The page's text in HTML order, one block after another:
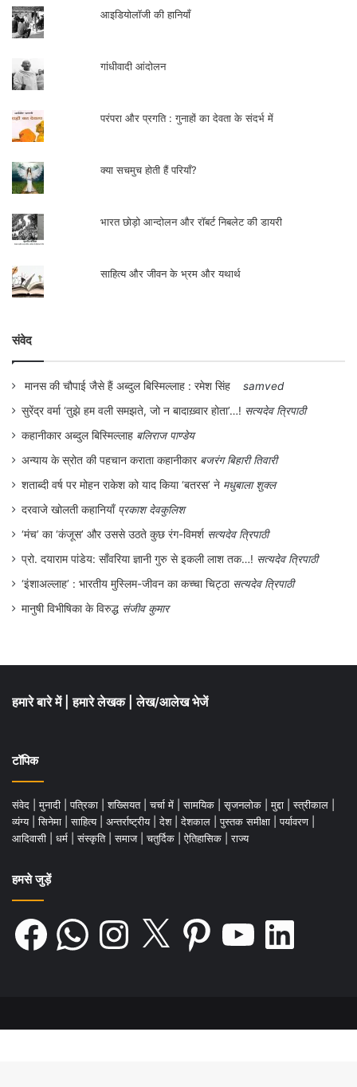
आइडियोलॉजी की हानियाँ
गांधीवादी आंदोलन
परंपरा और प्रगति : गुनाहों का देवता के संदर्भ में
क्या सचमुच होती हैं परियाँ?
भारत छोड़ो आन्दोलन और रॉबर्ट निबलेट की डायरी
साहित्य और जीवन के भ्रम और यथार्थ
संवेद
मानस की चौपाई जैसे हैं अब्दुल बिस्मिल्लाह : रमेश सिंह
samved
सुरेंद्र वर्मा ‘तुझे हम वली समझते, जो न बादाख़्वार होता’…! सत्यदेव त्रिपाठी
कहानीकार अब्दुल बिस्मिल्लाह बलिराज पाण्डेय
अन्याय के स्रोत की पहचान कराता कहानीकार बजरंग बिहारी तिवारी
शताब्दी वर्ष पर मोहन राकेश को याद किया ‘बतरस’ ने मधुबाला शुक्ल
दरवाजे खोलती कहानियाँ प्रकाश देवकुलिश
‘मंच’ का ‘कंजूस’ और उससे उठते कुछ रंग-विमर्श सत्यदेव त्रिपाठी
प्रो. दयाराम पांडेय: साँवरिया ज्ञानी गुरु से इकली लाश तक…! सत्यदेव त्रिपाठी
‘इंशाअल्लाह’ : भारतीय मुस्लिम-जीवन का कच्चा चिट्ठा सत्यदेव त्रिपाठी
मानुषी विभीषिका के विरुद्ध संजीव कुमार
हमारे बारे में हमारे लेखक लेख/आलेख भेजें
टॉपिक
संवेद मुनादी पत्रिका शख्सियत चर्चा में सामयिक सृजनलोक मुद्दा स्त्रीकाल
व्यंग्य
सिनेमा साहित्य अन्तर्राष्ट्रीय देश देशकाल पुस्तक समीक्षा पर्यावरण
आदिवासी
धर्म संस्कृति समाज चतुर्दिक ऐतिहासिक राज्य
हमसे जुड़ें
Facebook WhatsAppInstagram Pinterest LinkedIn